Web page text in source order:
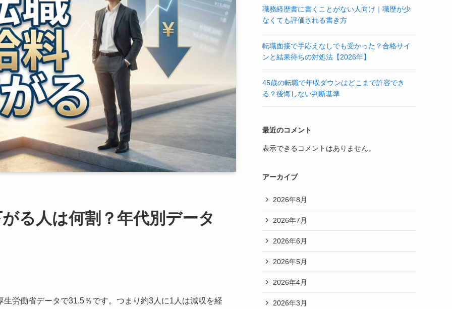
る人は何割？年代別データ
労働省データで31.5％です。つまり約3人に1人は減収を経
職務経歴書に書くことがない人向け｜職歴が少
なくても評価される書き方
転職面接で手応えなしでも受かった？合格サイ
ンと結果待ちの対処法【2026年】
45歳の転職で年収ダウンはどこまで許容でき
る？後悔しない判断基準
最近のコメント
表示できるコメントはありません。
アーカイブ
2026年8月
2026年7月
2026年6月
2026年5月
2026年4月
2026年3月